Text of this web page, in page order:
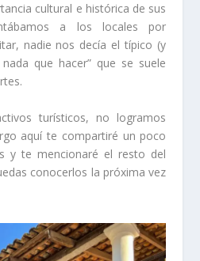
cultural e histórica de sus
a los locales por
nadie nos decía el típico (y
que hacer” que se suele
turísticos, no logramos
aquí te compartiré un poco
y te mencionaré el resto del
conocerlos la próxima vez